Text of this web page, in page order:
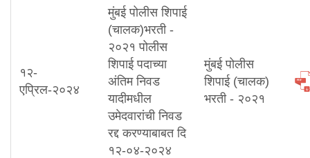
१२-
एप्रिल-२०२४
मुंबई पोलीस शिपाई
(चालक)भरती -
२०२१ पोलीस
शिपाई पदाच्या
अंतिम निवड
यादीमधील
उमेदवारांची निवड
रद्द करण्याबाबत दि
१२-०४-२०२४
मुंबई पोलीस
शिपाई (चालक)
भरती - २०२१